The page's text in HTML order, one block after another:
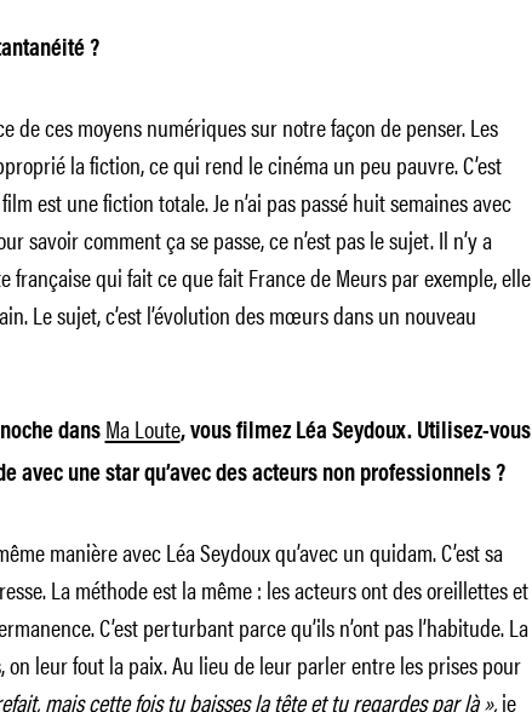
?
de ces moyens numériques sur notre façon de penser. Les
la fiction, ce qui rend le cinéma un peu pauvre. C’est
est une fiction totale. Je n’ai pas passé huit semaines avec
savoir comment ça se passe, ce n’est pas le sujet. Il n’y a
française qui fait ce que fait France de Meurs par exemple, elle
Le sujet, c’est l’évolution des mœurs dans un nouveau
dans Ma Loute, vous filmez Léa Seydoux. Utilisez-vous
avec une star qu’avec des acteurs non professionnels ?
manière avec Léa Seydoux qu’avec un quidam. C’est sa
La méthode est la même : les acteurs ont des oreillettes et
C’est perturbant parce qu’ils n’ont pas l’habitude. La
leur fout la paix. Au lieu de leur parler entre les prises pour
mais cette fois tu baisses la tête et tu regardes par là »,je